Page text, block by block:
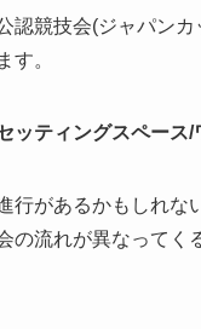
認競技会(ジャパン
す。
ッティングスペース/
行があるかもしれ
の流れが異なってく